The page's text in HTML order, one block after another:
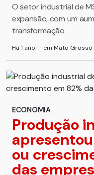
O setor industrial de
expansão, com um
transformação
Há 1 ano — em Mato Grosso
ECONOMIA
Produção
ou
das